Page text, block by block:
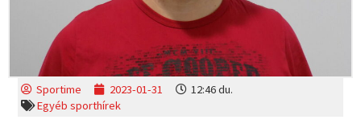
Sportime 2023-01-31
12:46 du.
Egyéb sporthírek